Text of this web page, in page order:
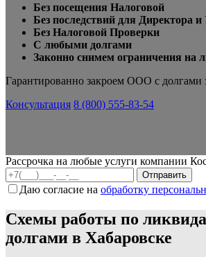
Без посещения Налоговой
Без последствий для Директора и
Без Налоговой Проверки
С любыми долгами
Законно снимем ограничения на
Гарантированно закроем ООО с долгами
Консультация 8 (800) 555-83-54
Рассрочка на любые услуги компании
Даю согласие на обработку
Схемы работы по
долгами в Хабаровске